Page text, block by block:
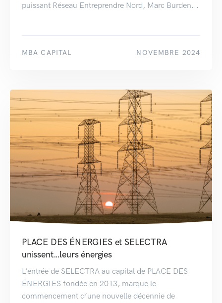
puissant Réseau Entreprendre Nord, Marc Burden...
MBA CAPITAL NOVEMBRE 2024
PLACE DES ÉNERGIES et SELECTRA
unissent…leurs énergies
L’entrée de SELECTRA au capital de PLACE DES
ÉNERGIES fondée en 2013, marque le
commencement d’une nouvelle décennie de